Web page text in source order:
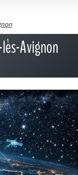
Avignon